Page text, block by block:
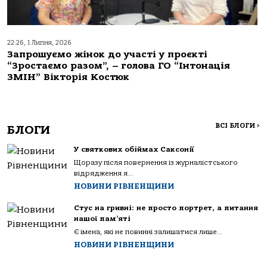
22:26, 1 Липня, 2026
Запрошуємо жінок до участі у проєкті
“Зростаємо разом”, – голова ГО “Інтонація
ЗМІН” Вікторія Костюк
БЛОГИ ВСІ БЛОГИ >
У святкових обіймах Саксонії
Щоразу після повернення із журналістського
відрядження я...
НОВИНИ РІВНЕНЩИНИ
Стус на гривні: не просто портрет, а питання
нашої пам’яті
Є імена, які не повинні залишатися лише...
НОВИНИ РІВНЕНЩИНИ